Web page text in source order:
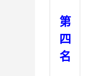
第
四
名